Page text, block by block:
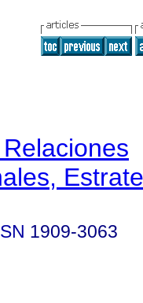
1909-3063